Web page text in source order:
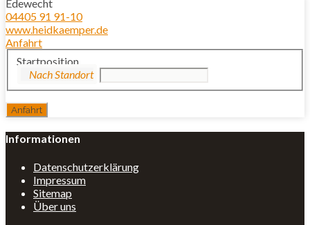
Edewecht
04405 91 91-10
www.heidkaemper.de
Anfahrt
Startposition
Informationen
Datenschutzerklärung
Impressum
Sitemap
Über uns